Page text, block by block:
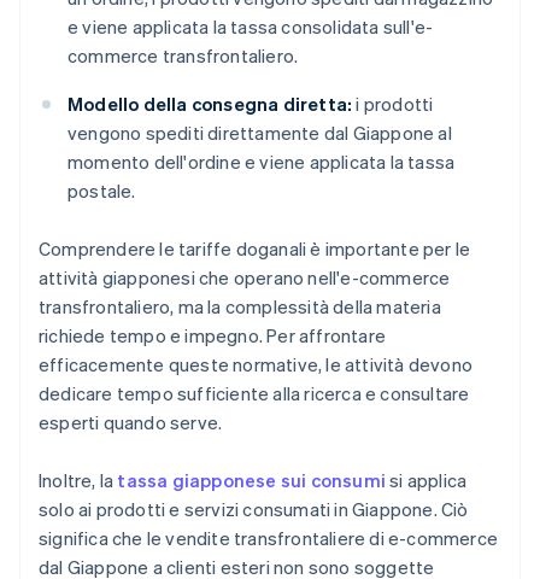
e viene applicata la tassa consolidata sull'e-
commerce transfrontaliero.
Modello della consegna diretta: i prodotti
vengono spediti direttamente dal Giappone al
momento dell'ordine e viene applicata la tassa
postale.
Comprendere le tariffe doganali è importante per le
attività giapponesi che operano nell'e-commerce
transfrontaliero, ma la complessità della materia
richiede tempo e impegno. Per affrontare
efficacemente queste normative, le attività devono
dedicare tempo sufficiente alla ricerca e consultare
esperti quando serve.
Inoltre, la tassa giapponese sui consumi si applica
solo ai prodotti e servizi consumati in Giappone. Ciò
significa che le vendite transfrontaliere di e-commerce
dal Giappone a clienti esteri non sono soggette